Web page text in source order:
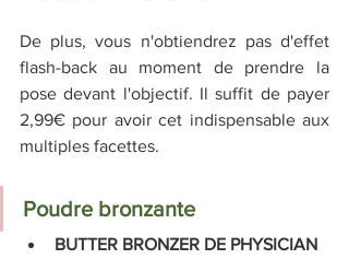
De plus, vous n'obtiendrez pas d'effet
flash-back au moment de prendre la
pose devant l'objectif. Il suffit de payer
2,99€ pour avoir cet indispensable aux
multiples facettes.
Poudre bronzante
BUTTER BRONZER DE PHYSICIAN